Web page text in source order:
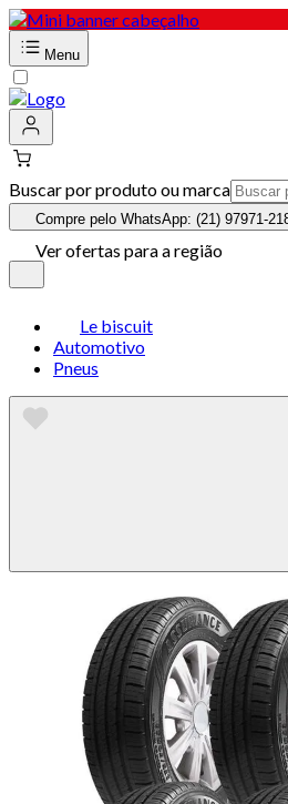
Menu
Buscar por produto ou marca
Compre pelo WhatsApp: (21) 97971-
Ver ofertas para a região
Le biscuit
Automotivo
Pneus